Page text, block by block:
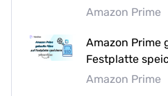
Amazon Prime
Amazon Prime
Festplatte
Amazon Prime